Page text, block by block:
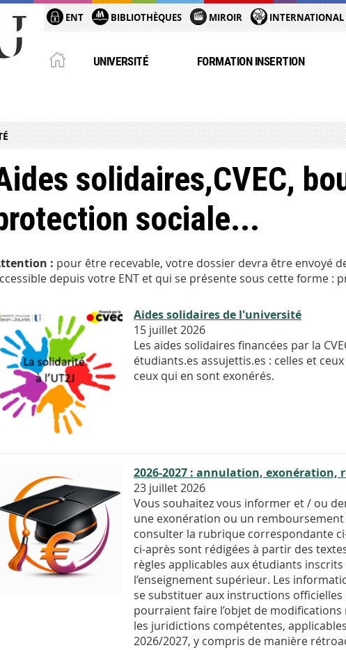
ENT BIBLIOTHÈQUES MIROIR INTERNATIONAL
UNIVERSITÉ FORMATION INSERTION
solidaires,CVEC,
sociale...
: pour être recevable, votre dossier devra être envoyé
depuis votre ENT et qui se présente sous cette forme :
Aides solidaires de l'université
15 juillet 2026
Les aides solidaires financées par la
étudiants.es assujettis.es : celles et
ceux qui en sont exonérés.
2026-2027 : annulation, exonération,
23 juillet 2026
Vous souhaitez vous informer et / ou
une exonération ou un
consulter la rubrique correspondante
ci-après sont rédigées à partir des
règles applicables aux étudiants
l’enseignement supérieur. Les
se substituer aux instructions
pourraient faire l’objet de
les juridictions compétentes,
2026/2027, y compris de manière